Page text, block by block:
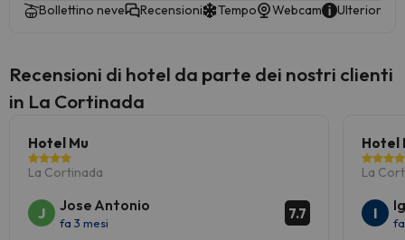
Bollettino neve Recensioni Tempo Webcam Ulteriori
Recensioni di hotel da parte dei nostri clienti
in La Cortinada
Hotel Mu
La Cortinada
J Jose Antonio
fa 3 mesi
7.7
Hotel
La
I